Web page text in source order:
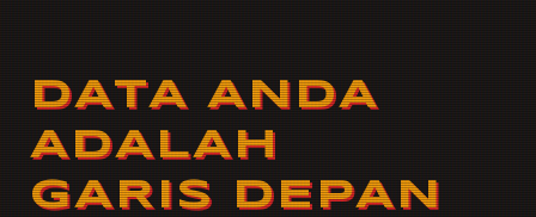
DATA ANDA
ADALAH
GARIS DEPAN